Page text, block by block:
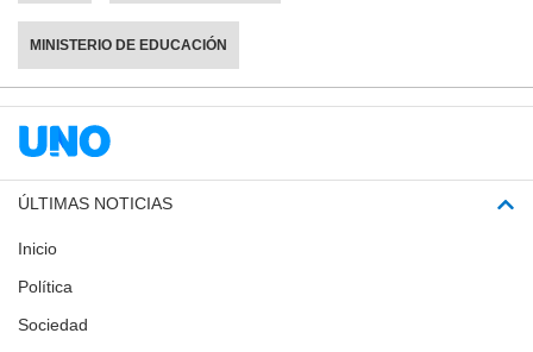
MINISTERIO DE EDUCACIÓN
ÚLTIMAS NOTICIAS
Inicio
Política
Sociedad